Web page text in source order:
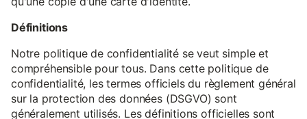
Définitions
Notre politique de confidentialité se veut simple et
compréhensible pour tous. Dans cette politique de
confidentialité, les termes officiels du règlement général
sur la protection des données (DSGVO) sont
généralement utilisés. Les définitions officielles sont